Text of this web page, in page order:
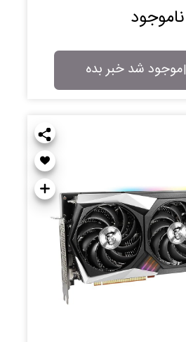
ناموجود
|موجود شد خبر بده